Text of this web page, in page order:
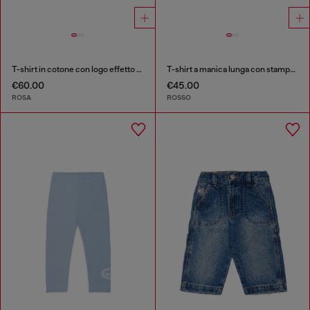
T-shirt in cotone con logo effetto glitter
€60.00
ROSA
T-shirt a manica lunga con stampa logo starburst
€45.00
ROSSO